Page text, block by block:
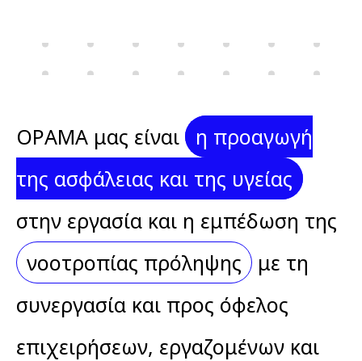
ΟΡΑΜΑ μας είναι
η προαγωγή
της ασφάλειας και της υγείας
στην εργασία και η εμπέδωση της
νοοτροπίας πρόληψης
με τη
συνεργασία και προς όφελος
επιχειρήσεων, εργαζομένων και